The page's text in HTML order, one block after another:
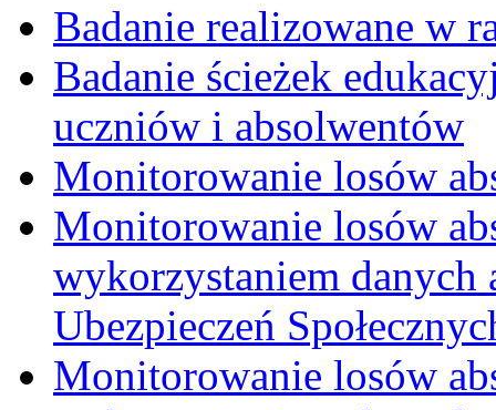
Badanie realizowane w
Badanie ścieżek
uczniów i absolwentów
Monitorowanie losów
Monitorowanie losów
wykorzystaniem danych
Ubezpieczeń
Monitorowanie losów